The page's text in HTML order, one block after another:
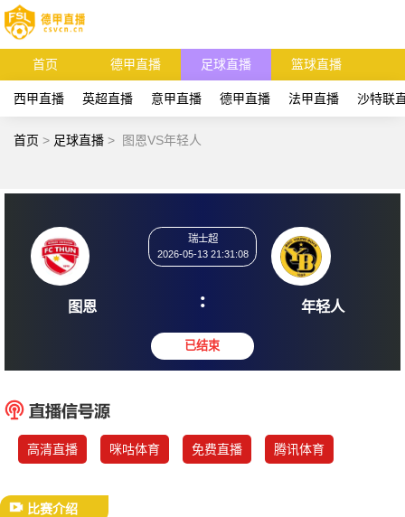
首页 德甲直播 足球直播 篮球直播
西甲直播 英超直播 意甲直播 德甲直播 法甲直播 沙特联
首页 > 足球直播 > 图恩VS年轻人
图恩
2026-05-13 21:31:08
: 年
高清直播 咪咕体育 免费直播 腾讯体育
比赛介绍